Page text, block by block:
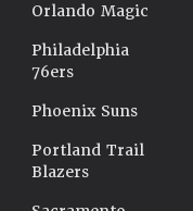
Orlando Magic
Philadelphia
76ers
Phoenix Suns
Portland Trail
Blazers